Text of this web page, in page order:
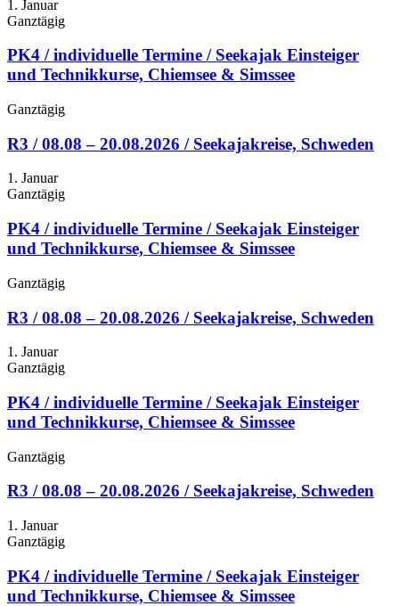
1. Januar
Ganztägig
PK4 / individuelle Termine / Seekajak Einsteiger
und Technikkurse, Chiemsee & Simssee
Ganztägig
R3 / 08.08 – 20.08.2026 / Seekajakreise, Schweden
1. Januar
Ganztägig
PK4 / individuelle Termine / Seekajak Einsteiger
und Technikkurse, Chiemsee & Simssee
Ganztägig
R3 / 08.08 – 20.08.2026 / Seekajakreise, Schweden
1. Januar
Ganztägig
PK4 / individuelle Termine / Seekajak Einsteiger
und Technikkurse, Chiemsee & Simssee
Ganztägig
R3 / 08.08 – 20.08.2026 / Seekajakreise, Schweden
1. Januar
Ganztägig
PK4 / individuelle Termine / Seekajak Einsteiger
und Technikkurse, Chiemsee & Simssee